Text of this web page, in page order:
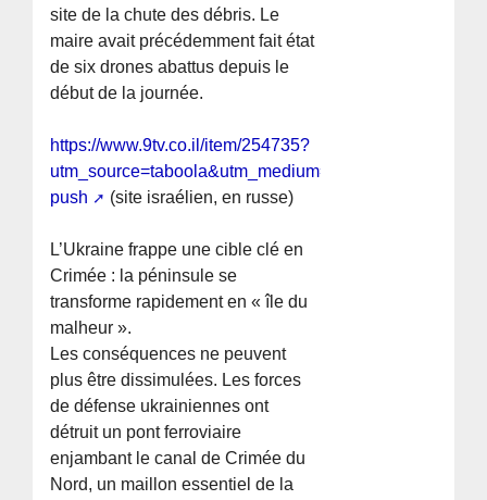
site de la chute des débris. Le
maire avait précédemment fait état
de six drones abattus depuis le
début de la journée.
https://www.9tv.co.il/item/254735?
utm_source=taboola&utm_medium=personalized-
push
(site israélien, en russe)
L’Ukraine frappe une cible clé en
Crimée : la péninsule se
transforme rapidement en « île du
malheur ».
Les conséquences ne peuvent
plus être dissimulées. Les forces
de défense ukrainiennes ont
détruit un pont ferroviaire
enjambant le canal de Crimée du
Nord, un maillon essentiel de la